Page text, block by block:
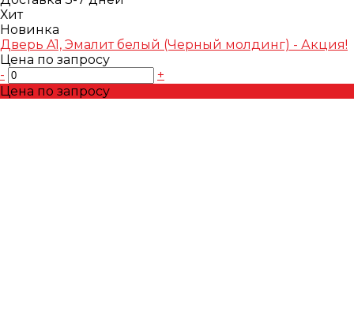
Хит
Новинка
Дверь A1, Эмалит белый (Черный молдинг) - Акция!
Цена по запросу
-
+
Цена по запросу